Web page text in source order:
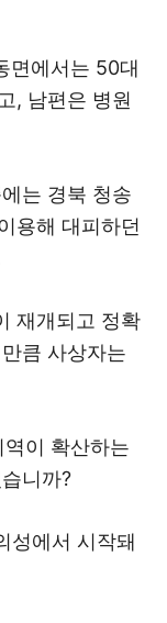
면에서는 50대
, 남편은 병원
는 경북 청송
용해 대피하던
재개되고 정확
큼 사상자는
역이 확산하는
니까?
성에서 시작돼